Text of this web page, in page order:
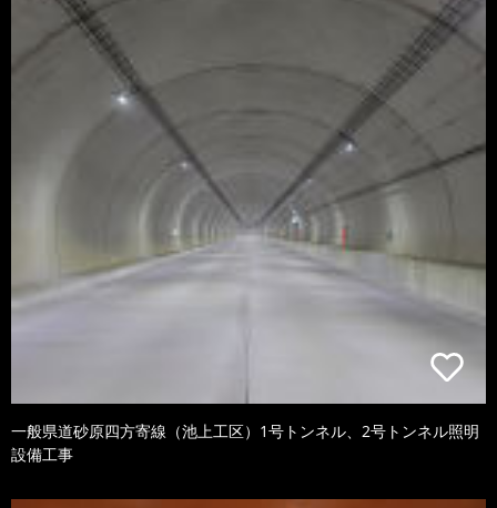
一般県道砂原四方寄線（池上工区）1号トンネル、2号トンネル照明
設備工事